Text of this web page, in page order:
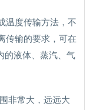
温度传输方法，不
传输的要求，可在
的液体、蒸汽、气
非常大，远远大